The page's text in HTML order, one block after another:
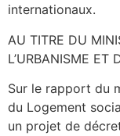
internationaux.
AU TITRE DU
L’URBANISME ET
Sur le rapport du
du Logement
un projet de